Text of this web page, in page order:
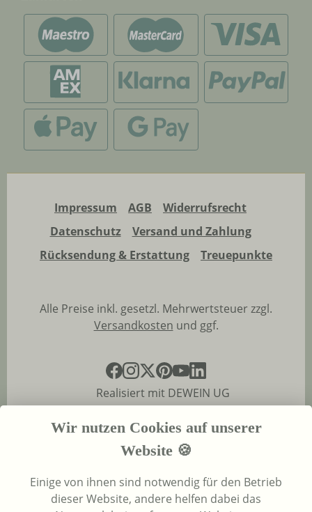
Impressum AGB
Widerrufsrecht
Datenschutz
Versand und Zahlung
Rücksendung & Erstattung
Treuepunkte
Alle Preise inkl. gesetzl. Mehrwertsteuer zzgl.
Versandkosten und ggf.
Realisiert mit DEWEIN UG
Wir nutzen Cookies auf unserer
Website 🍪
Einige von ihnen sind notwendig für den Betrieb
dieser Website, andere helfen dabei das